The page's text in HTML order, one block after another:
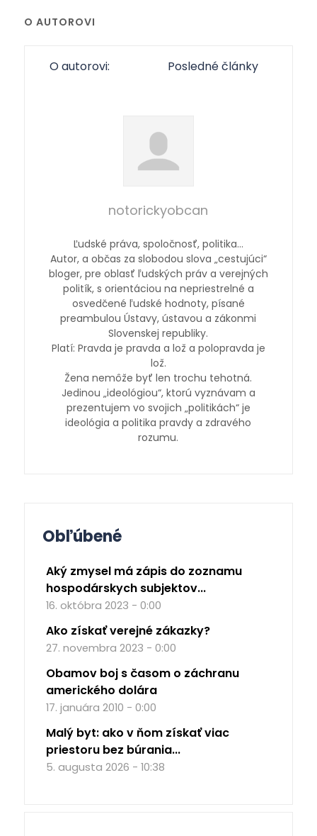
O AUTOROVI
O autorovi: Posledné články
notorickyobcan
Ľudské práva, spoločnosť, politika…
Autor, a občas za slobodou slova „cestujúci“
bloger, pre oblasť ľudských práv a verejných
politík, s orientáciou na nepriestrelné a
osvedčené ľudské hodnoty, písané
preambulou Ústavy, ústavou a zákonmi
Slovenskej republiky.
Platí: Pravda je pravda a lož a polopravda je
lož.
Žena nemôže byť len trochu tehotná.
Jedinou „ideológiou“, ktorú vyznávam a
prezentujem vo svojich „politikách“ je
ideológia a politika pravdy a zdravého
rozumu.
Obľúbené
Aký zmysel má zápis do zoznamu
hospodárskych subjektov...
16. októbra 2023 - 0:00
Ako získať verejné zákazky?
27. novembra 2023 - 0:00
Obamov boj s časom o záchranu
amerického dolára
17. januára 2010 - 0:00
Malý byt: ako v ňom získať viac
priestoru bez búrania...
5. augusta 2026 - 10:38